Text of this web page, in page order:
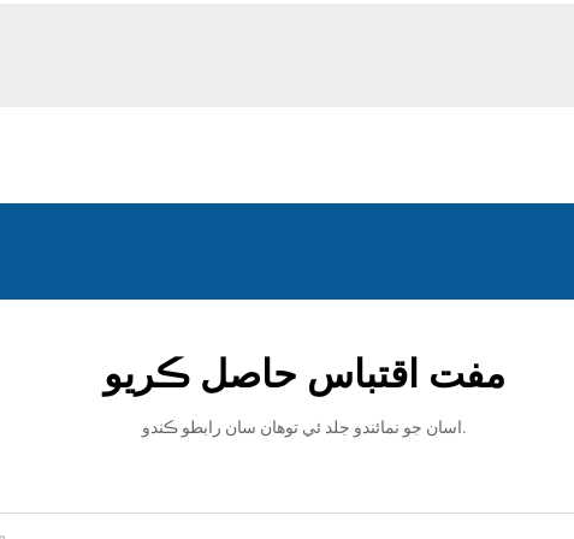
مفت اقتباس حاصل ڪريو
اسان جو نمائندو جلد ئي توهان سان رابطو ڪندو.